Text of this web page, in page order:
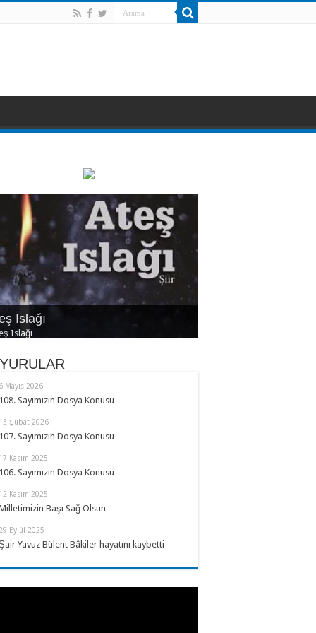
Islağı
Islağı
ve Yaz
Eylül Tarafı
TürkçeRisalesi
6 Mayıs 2026
108. Sayımızın Dosya Konusu
13 Şubat 2026
107. Sayımızın Dosya Konusu
17 Kasım 2025
106. Sayımızın Dosya Konusu
12 Kasım 2025
Başı Sağ Olsun…
29 Eylül 2025
Yavuz Bülent Bâkiler hayatını kaybetti